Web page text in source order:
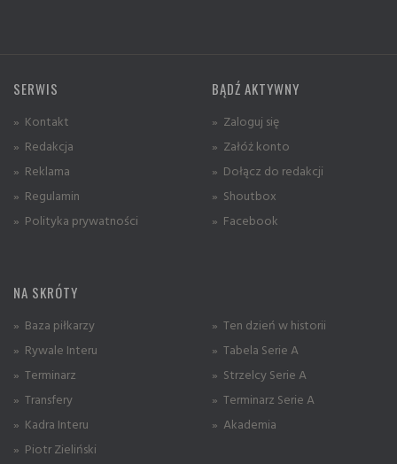
SERWIS
» Kontakt
» Redakcja
» Reklama
» Regulamin
» Polityka prywatności
BĄDŹ AKTYWNY
» Zaloguj się
» Załóż konto
» Dołącz do redakcji
» Shoutbox
» Facebook
NA SKRÓTY
» Baza piłkarzy
» Rywale Interu
» Terminarz
» Transfery
» Kadra Interu
» Piotr Zieliński
» Ten dzień w historii
» Tabela Serie A
» Strzelcy Serie A
» Terminarz Serie A
» Akademia